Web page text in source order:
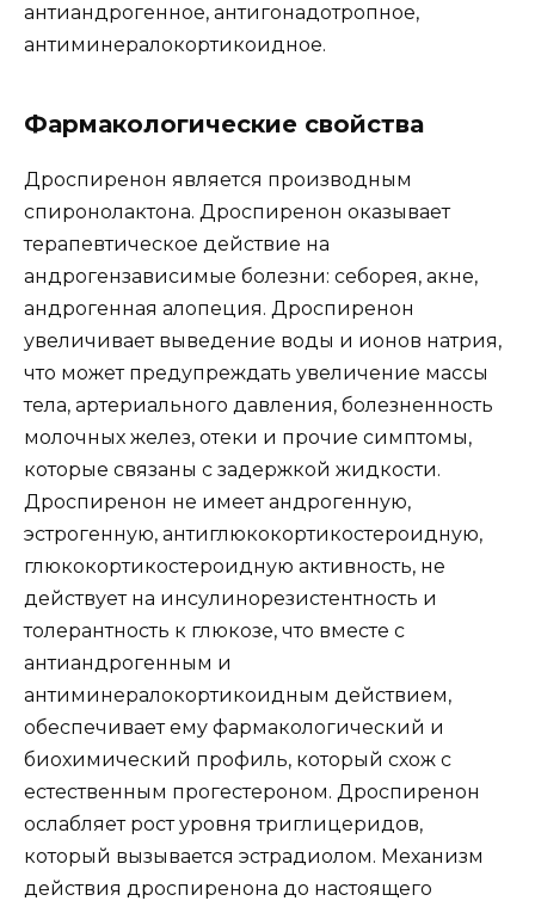
антиандрогенное, антигонадотропное,
антиминералокортикоидное.
Фармакологические свойства
Дроспиренон является производным
спиронолактона. Дроспиренон оказывает
терапевтическое действие на
андрогензависимые болезни: себорея, акне,
андрогенная алопеция. Дроспиренон
увеличивает выведение воды и ионов натрия,
что может предупреждать увеличение массы
тела, артериального давления, болезненность
молочных желез, отеки и прочие симптомы,
которые связаны с задержкой жидкости.
Дроспиренон не имеет андрогенную,
эстрогенную, антиглюкокортикостероидную,
глюкокортикостероидную активность, не
действует на инсулинорезистентность и
толерантность к глюкозе, что вместе с
антиандрогенным и
антиминералокортикоидным действием,
обеспечивает ему фармакологический и
биохимический профиль, который схож с
естественным прогестероном. Дроспиренон
ослабляет рост уровня триглицеридов,
который вызывается эстрадиолом. Механизм
действия дроспиренона до настоящего